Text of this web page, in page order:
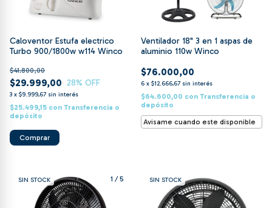
Caloventor Estufa electrico
Turbo 900/1800w w114 Winco
$29.999,00
$41.800,00
28% OFF
3 x $9.999,67 sin interés
$25.499,15 con Transferencia o
depósito
Ventilador 18" 3 en 1 aspas de
aluminio 110w Winco
$76.000,00
6 x $12.666,67 sin interés
$64.600,00 con Transferencia o
depósito
Avisame cuando este disponible
1 /5
SIN STOCK SIN STOCK